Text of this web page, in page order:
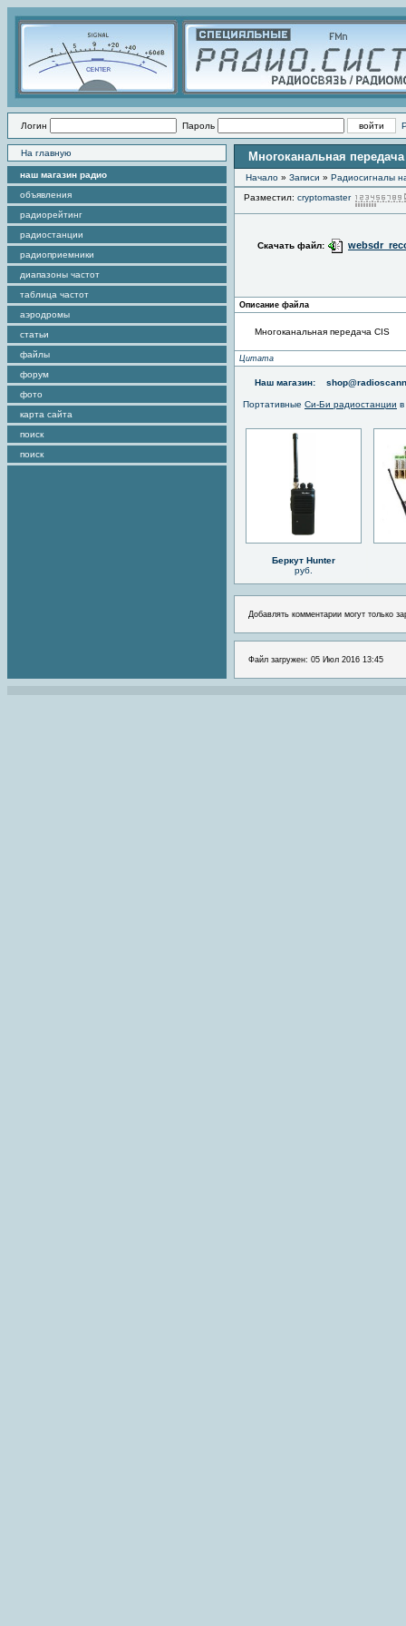
Логин Пароль
На главную
наш магазин радио
объявления
радиорейтинг
радиостанции
радиоприемники
диапазоны частот
таблица частот
аэродромы
статьи
файлы
форум
фото
карта сайта
поиск
поиск
Многоканальная
Начало » Записи » Радиоcигналы
Разместил: cryptomaster
Скачать файл:
Описание файла
Многоканальная передача CIS
Цитата
Наш магазин:
Портативные Си-Би радиостанции
Беркут Hunter
руб.
Добавлять комментарии могут только
Файл загружен: 05 Июл 2016 13:45